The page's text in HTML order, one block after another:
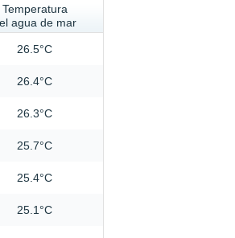
Temperatura
agua de mar
26.5°C
26.4°C
26.3°C
25.7°C
25.4°C
25.1°C